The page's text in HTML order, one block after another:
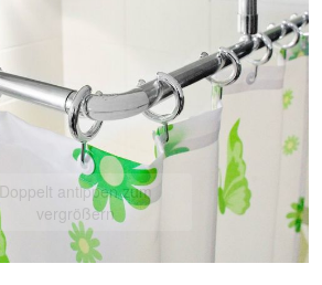
Doppelt antippen zum
vergrößern